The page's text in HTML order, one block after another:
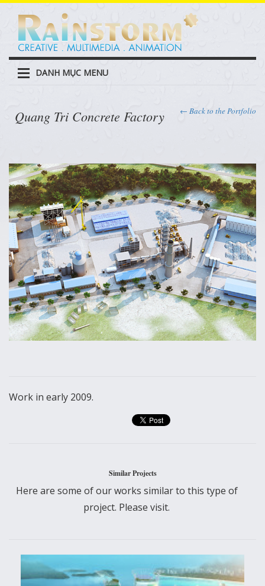
DANH MỤC MENU
Quang Tri Concrete Factory ← Back to the Portfolio
Work in early 2009.
Similar Projects
Here are some of our works similar to this type of
project. Please visit.